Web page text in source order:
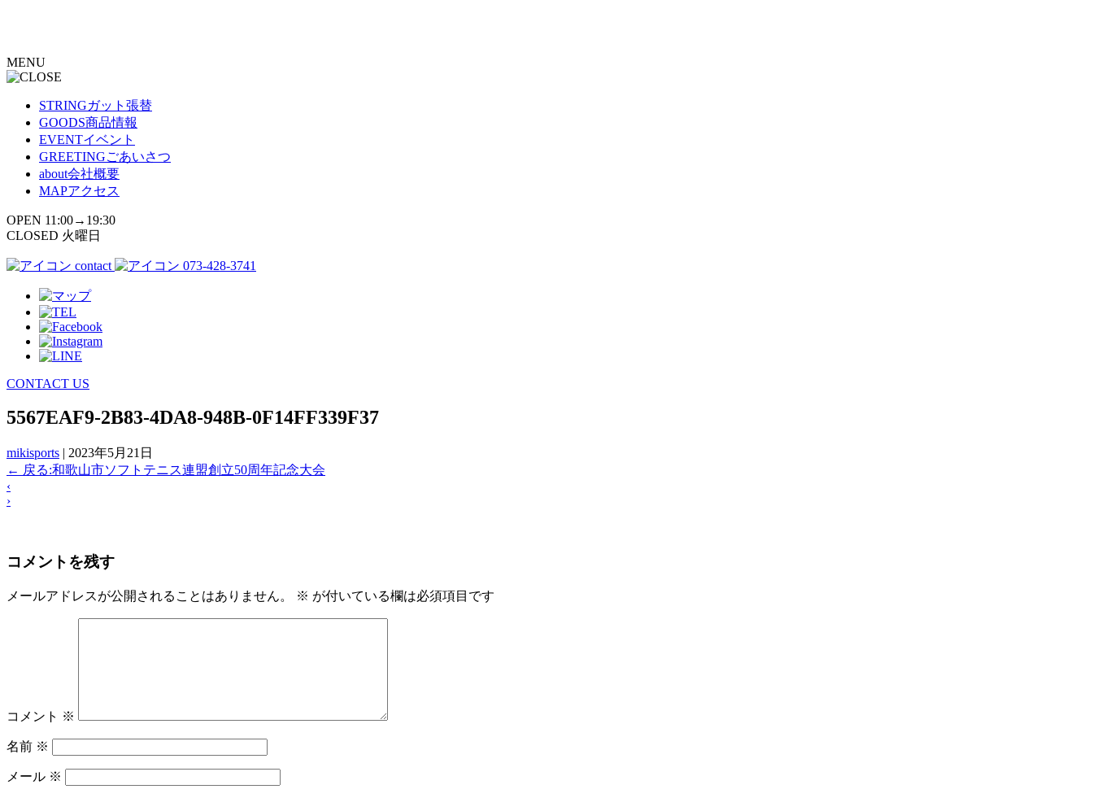
ン
ツ
MENU
STRINGガット張替
GOODS商品情報
EVENTイベント
GREETINGごあいさつ
about会社概要
MAPアクセス
OPEN 11:00→19:30
CLOSED 火曜日
contact 073-428-3741
CONTACT US
5567EAF9-2B83-4DA8-948B-0F14FF339F37
mikisports | 2023年5月21日
← 戻る:和歌山市ソフトテニス連盟創立50周年記念大会
‹
›
コメントを残す
メールアドレスが公開されることはありません。 ※ が付いている欄は必須項目です
コメント ※
名前 ※
メール ※